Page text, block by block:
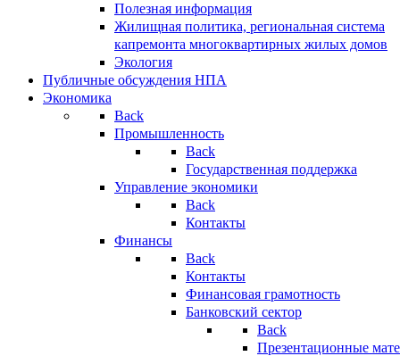
Полезная информация
Жилищная политика, региональная система
капремонта многоквартирных жилых домов
Экология
Публичные обсуждения НПА
Экономика
Back
Промышленность
Back
Государственная поддержка
Управление экономики
Back
Контакты
Финансы
Back
Контакты
Финансовая грамотность
Банковский сектор
Back
Презентационные